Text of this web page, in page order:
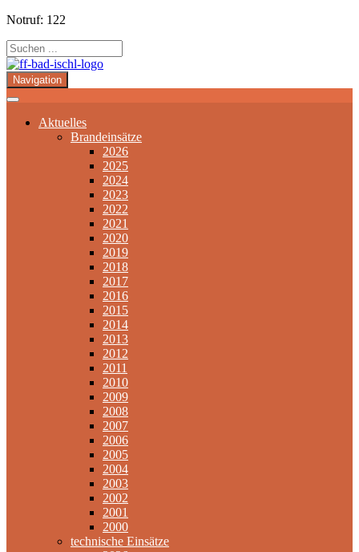
Notruf: 122
Navigation
Aktuelles
Brandeinsätze
2026
2025
2024
2023
2022
2021
2020
2019
2018
2017
2016
2015
2014
2013
2012
2011
2010
2009
2008
2007
2006
2005
2004
2003
2002
2001
2000
technische Einsätze